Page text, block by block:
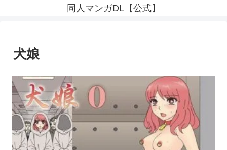
同人マンガDL【公式】
犬娘